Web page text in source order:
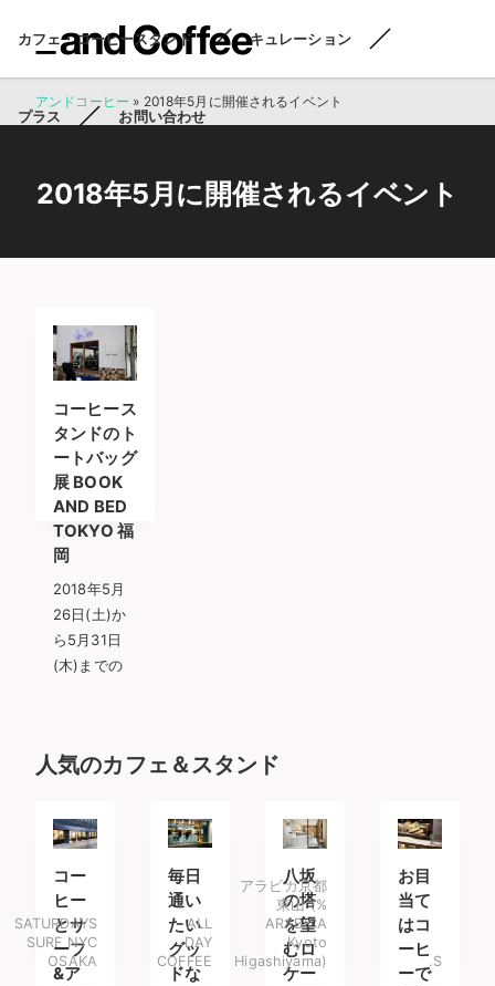
カフェ・コーヒースタンド キュレーション
プラス お問い合わせ
アンドコーヒー » 2018年5月に開催されるイベント
2018年5月に開催されるイベント
コーヒース
タンドのト
ートバッグ
展 BOOK
AND BED
TOKYO 福
岡
2018年5月
26日(土)か
ら5月31日
(木)までの
人気のカフェ＆スタンド
コー
ヒー
とサ
ーフ
&ア
SATURDAYS
SURF NYC
OSAKA
毎日
通い
たい
グッ
ドな
ALL
DAY
COFFEE
八坂
の塔
を望
むロ
ケー
アラビカ京都
東山 (%
ARABICA
Kyoto
Higashiyama)
お目
当て
はコ
ーヒ
ーで
.S